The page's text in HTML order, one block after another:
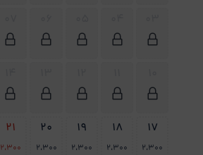
17
2،300
18
2،300
19
2،300
20
2،300
21
2،300